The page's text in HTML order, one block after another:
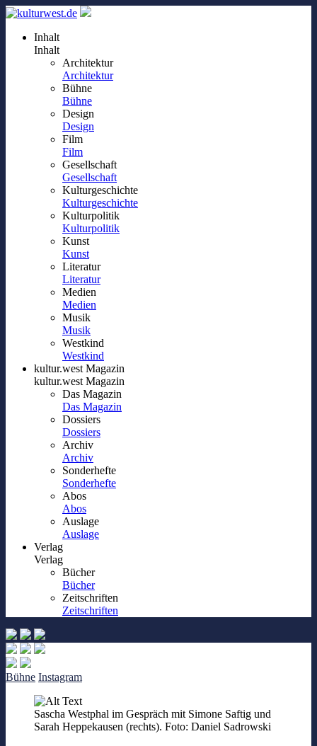
Inhalt
Inhalt
Architektur
Architektur
Bühne
Bühne
Design
Design
Film
Film
Gesellschaft
Gesellschaft
Kulturgeschichte
Kulturgeschichte
Kulturpolitik
Kulturpolitik
Kunst
Kunst
Literatur
Literatur
Medien
Medien
Musik
Musik
Westkind
Westkind
kultur.west Magazin
kultur.west Magazin
Das Magazin
Das Magazin
Dossiers
Dossiers
Archiv
Archiv
Sonderhefte
Sonderhefte
Abos
Abos
Auslage
Auslage
Verlag
Verlag
Bücher
Bücher
Zeitschriften
Zeitschriften
Bühne Instagram
Sascha Westphal im Gespräch mit Simone Saftig und
Sarah Heppekausen (rechts). Foto: Daniel Sadrowski